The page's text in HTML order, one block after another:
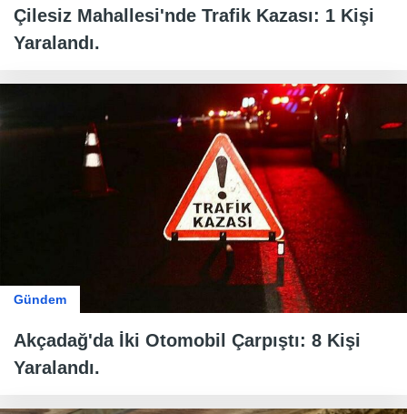
Çilesiz Mahallesi'nde Trafik Kazası: 1 Kişi
Yaralandı.
Gündem
Akçadağ'da İki Otomobil Çarpıştı: 8 Kişi
Yaralandı.